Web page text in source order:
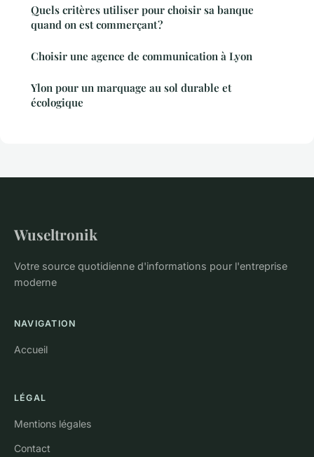
Quels critères utiliser pour choisir sa banque
quand on est commerçant ?
Choisir une agence de communication à Lyon
Ylon pour un marquage au sol durable et
écologique
Wuseltronik
Votre source quotidienne d'informations pour l'entreprise
moderne
NAVIGATION
Accueil
LÉGAL
Mentions légales
Contact